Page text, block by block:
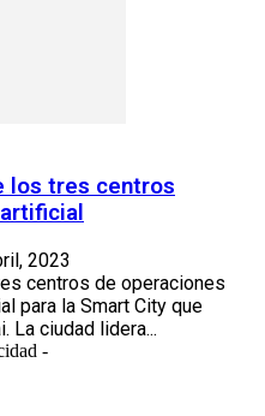
los tres centros
2023
centros de operaciones
para la Smart City que
La ciudad lidera...
-